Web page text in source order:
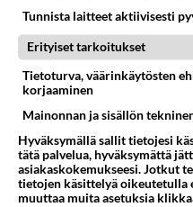
Tunnista laitteet aktiivisesti
Erityiset tarkoitukset
Tietoturva, väärinkäytösten
korjaaminen
Mainonnan ja sisällön
Hyväksymällä sallit tietojesi
tätä palvelua, hyväksymättä
asiakaskokemukseesi. Jotkut
tietojen käsittelyä oikeutetulla
muuttaa muita asetuksia